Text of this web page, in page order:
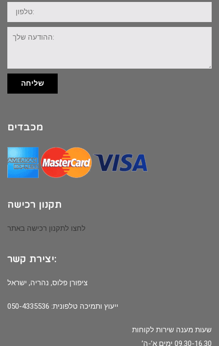
טלפון:
ההודעה
שלך:
שליחה
מכבדים
תקנון רכישה
לחצו לתקנון רכישה באתר
יצירת קשר:
ציפורן פלוס, נהריה, ישראל
ייעוץ ותמיכה טלפונית: 050-4335536
שעות מענה שירות לקוחות
09.30-16.30 ימים א’-ה’